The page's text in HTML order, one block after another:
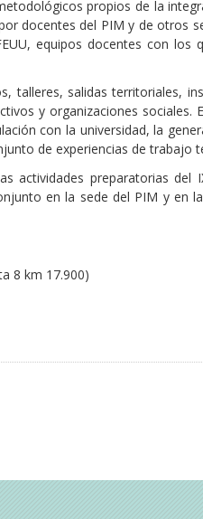
propios de la
docentes del PIM y de otros
equipos docentes con
talleres, salidas territoriales,
y organizaciones
con la universidad, la
de experiencias de trabajo
actividades preparatorias
en la sede del PIM y en
8 km 17.900)